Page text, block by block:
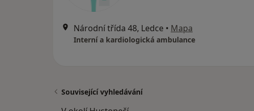
Národní třída 48, Ledce • Mapa
Interní a kardiologická ambulance
Související vyhledávání